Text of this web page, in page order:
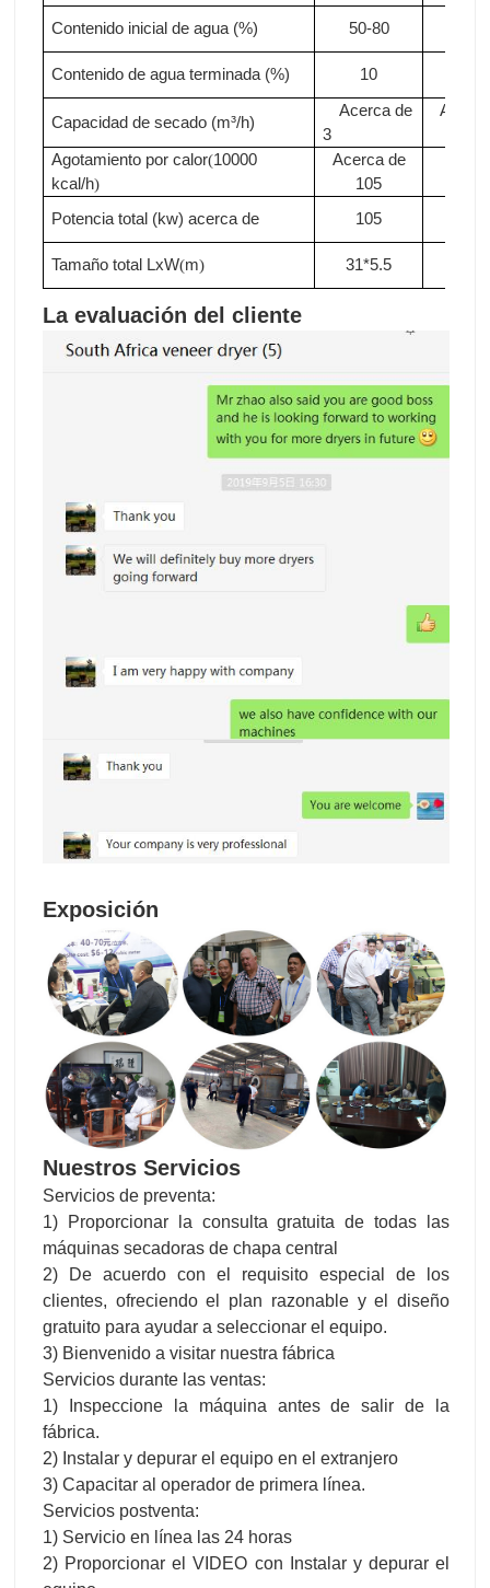
Contenido inicial de agua (%) 50-80
Contenido de agua terminada (%) 10
Capacidad de secado (m³/h)
Acerca de
3
Agotamiento por calor(10000
kcal/h)
Acerca de
105
Potencia total (kw) acerca de 105
Tamaño total LxW(m) 31*5.5
La evaluación del cliente
Exposición
Nuestros Servicios
Servicios de preventa:
1) Proporcionar la consulta gratuita de todas las
máquinas secadoras de chapa central
2) De acuerdo con el requisito especial de los
clientes, ofreciendo el plan razonable y el diseño
gratuito para ayudar a seleccionar el equipo.
3) Bienvenido a visitar nuestra fábrica
Servicios durante las ventas:
1) Inspeccione la máquina antes de salir de la
fábrica.
2) Instalar y depurar el equipo en el extranjero
3) Capacitar al operador de primera línea.
Servicios postventa:
1) Servicio en línea las 24 horas
2) Proporcionar el VIDEO con Instalar y depurar el